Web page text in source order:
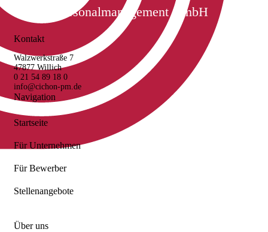
Cichon Personalmanagement GmbH
Kontakt
Walzwerkstraße 7
47877 Willich
0 21 54 89 18 0
info@cichon-pm.de
Navigation
Startseite
Für Unternehmen
Für Bewerber
Stellenangebote
Über uns